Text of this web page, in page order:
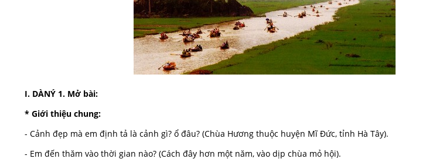
I. DÀNÝ 1. Mở bài:
* Giới thiệu chung:
- Cảnh đẹp mà em định tả là cảnh gì? ổ đâu? (Chùa Hương thuộc huyện Mĩ Đức, tỉnh Hà Tây).
- Em đến thăm vào thời gian nào? (Cách đây hơn một năm, vào dịp chùa mỏ hội).